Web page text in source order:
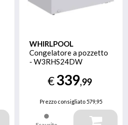
WHIRLPOOL
Congelatore a pozzetto
- W3RHS24DW
€339,99
Prezzo consigliato 579,95